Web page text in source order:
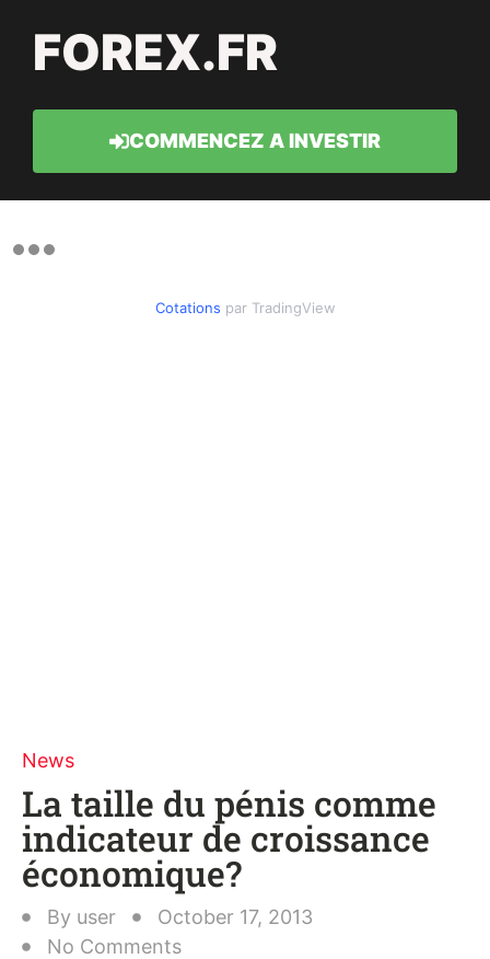
FOREX.FR
COMMENCEZ A INVESTIR
Cotations par TradingView
News
La taille du pénis comme
indicateur de croissance
économique?
By user
October 17, 2013
No Comments